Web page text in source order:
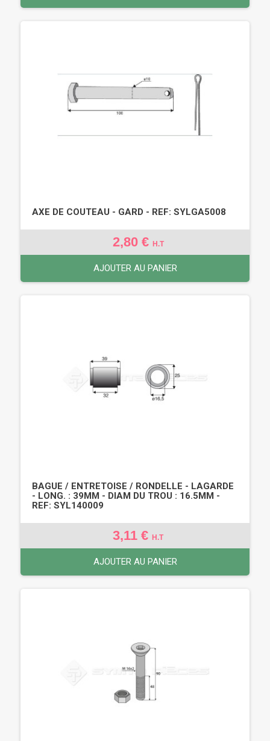
AXE DE COUTEAU - GARD - REF: SYLGA5008
2,80 € H.T
AJOUTER AU PANIER
BAGUE / ENTRETOISE / RONDELLE - LAGARDE
- LONG. : 39MM - DIAM DU TROU : 16.5MM -
REF: SYL140009
3,11 € H.T
AJOUTER AU PANIER